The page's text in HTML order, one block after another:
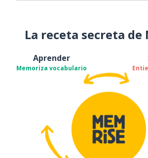
La receta secreta de
Aprender
Memoriza vocabulario